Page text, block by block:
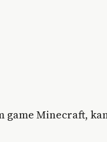
game Minecraft,